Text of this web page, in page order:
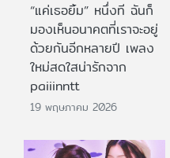
“แค่เธอยิ้ม” หนึ่งที ฉันก็
มองเห็นอนาคตที่เราจะอยู่
ด้วยกันอีกหลายปี เพลง
ใหม่สดใสน่ารักจาก
paiiinntt
19 พฤษภาคม 2026